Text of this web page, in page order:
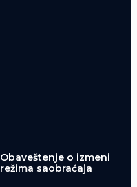
Obaveštenje o izmeni
režima saobraćaja